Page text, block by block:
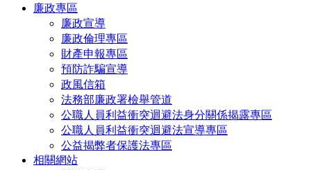
廉政專區
廉政宣導
廉政倫理專區
財產申報專區
預防詐騙宣導
政風信箱
法務部廉政署檢舉管道
公職人員利益衝突迴避法身分關係揭露專區
公職人員利益衝突迴避法宣導專區
公益揭弊者保護法專區
相關網站